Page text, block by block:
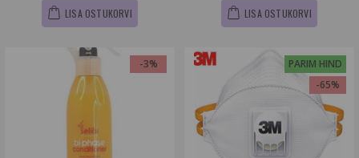
LISA OSTUKORVI LISA OSTUKORVI
-3%
PARIM HIND
-65%